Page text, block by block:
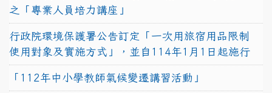
之「專業人員培力講座」
行政院環境保護署公告訂定「一次用旅宿用品限制
使用對象及實施方式」，並自114年1月1日起施行
「112年中小學教師氣候變遷講習活動」